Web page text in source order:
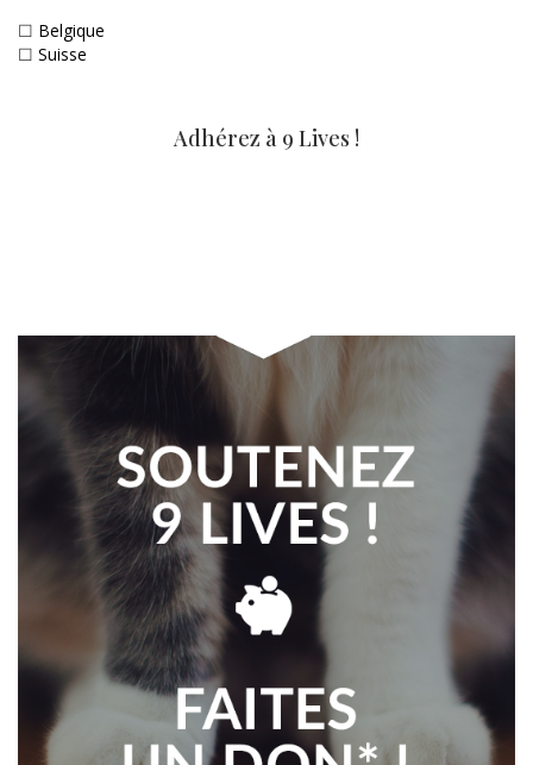
☐ Belgique
☐ Suisse
Adhérez à 9 Lives !